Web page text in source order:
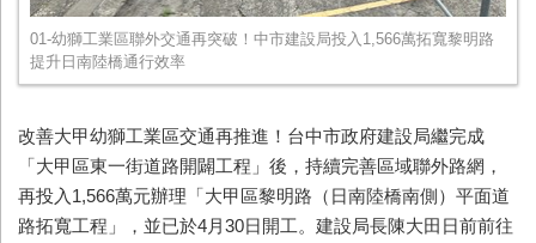
01-幼獅工業區聯外交通再突破！中市建設局投入1,566萬拓寬黎明路
提升日南陸橋通行效率
改善大甲幼獅工業區交通再推進！台中市政府建設局繼完成
「大甲區東一街道路開闢工程」後，持續完善區域聯外路網，
再投入1,566萬元辦理「大甲區黎明路（日南陸橋南側）平面道
路拓寬工程」，並已於4月30日開工。建設局長陳大田日前前往